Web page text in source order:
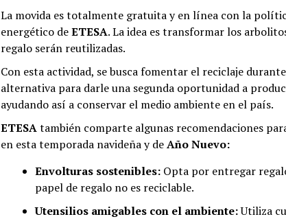
La movida es totalmente gratuita y en línea con la
energético deETESA. La idea es transformar los
regalo serán reutilizadas.
Con esta actividad, se busca fomentar el reciclaje
alternativa para darle una segunda oportunidad a
ayudando así a conservar el medio ambiente en el país.
ETESAtambién comparte algunas recomendaciones
en esta temporada navideña y deAño Nuevo:
Envolturas sostenibles: Opta por entregar
papel de regalo no es reciclable.
Utensilios amigables con el ambiente:Utiliza